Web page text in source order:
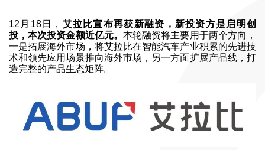
12月18日， 艾拉比宣布再获新融资，新投资方是启明创
投，本次投资金额近亿元。 本轮融资将主要用于两个方向，
一是拓展海外市场，将艾拉比在智能汽车产业积累的先进技
术和领先应用场景推向海外市场，另一方面扩展产品线，打
造完整的产品生态矩阵。